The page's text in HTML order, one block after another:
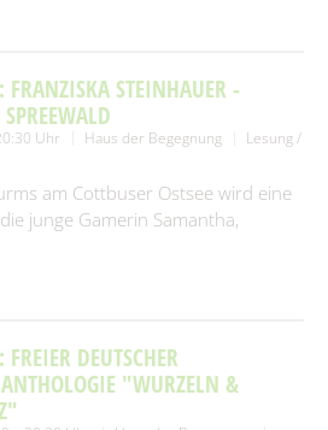
FRANZISKA STEINHAUER -
Uhr Haus der Begegnung
Lesung /
am Cottbuser Ostsee wird eine
junge Gamerin Samantha,
DEUTSCHER
"WURZELN &